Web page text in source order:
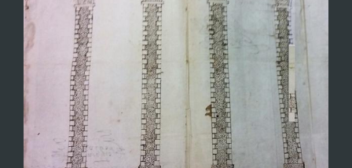
EXPLORAR ZOOM